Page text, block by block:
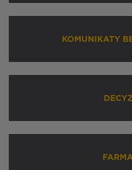
KOMUNIKATY